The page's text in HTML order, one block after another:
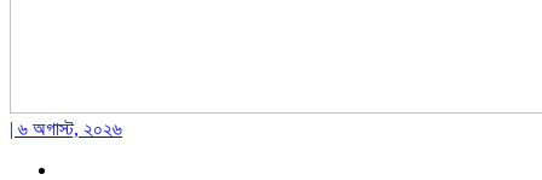
| ৬ অগাস্ট, ২০২৬